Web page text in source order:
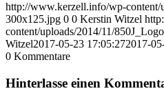
http://www.kerzell.info/wp-content/
300x125.jpg 0 0 Kerstin Witzel
content/uploads/2014/11/
Witzel2017-05-23 17:05:272017-
0 Kommentare
Hinterlasse einen